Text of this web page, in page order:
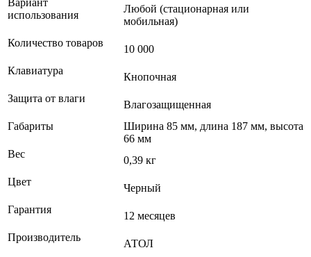
использования
Любой (стационарная или
мобильная)
Количество товаров
10 000
Клавиатура
Кнопочная
Защита от влаги
Влагозащищенная
Габариты
Ширина 85 мм, длина 187 мм, высота
66 мм
Вес
0,39 кг
Цвет
Черный
Гарантия
12 месяцев
Производитель
АТОЛ